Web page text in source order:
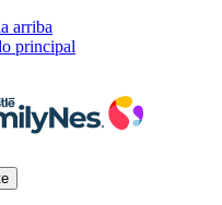
arriba
principal